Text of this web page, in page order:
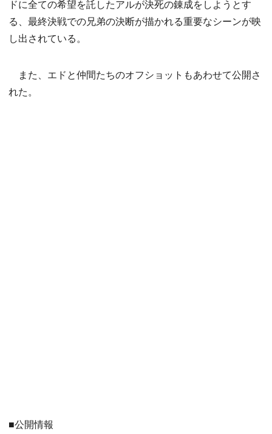
ドに全ての希望を託したアルが決死の錬成をしようとす
る、最終決戦での兄弟の決断が描かれる重要なシーンが映
し出されている。
また、エドと仲間たちのオフショットもあわせて公開さ
れた。
■公開情報